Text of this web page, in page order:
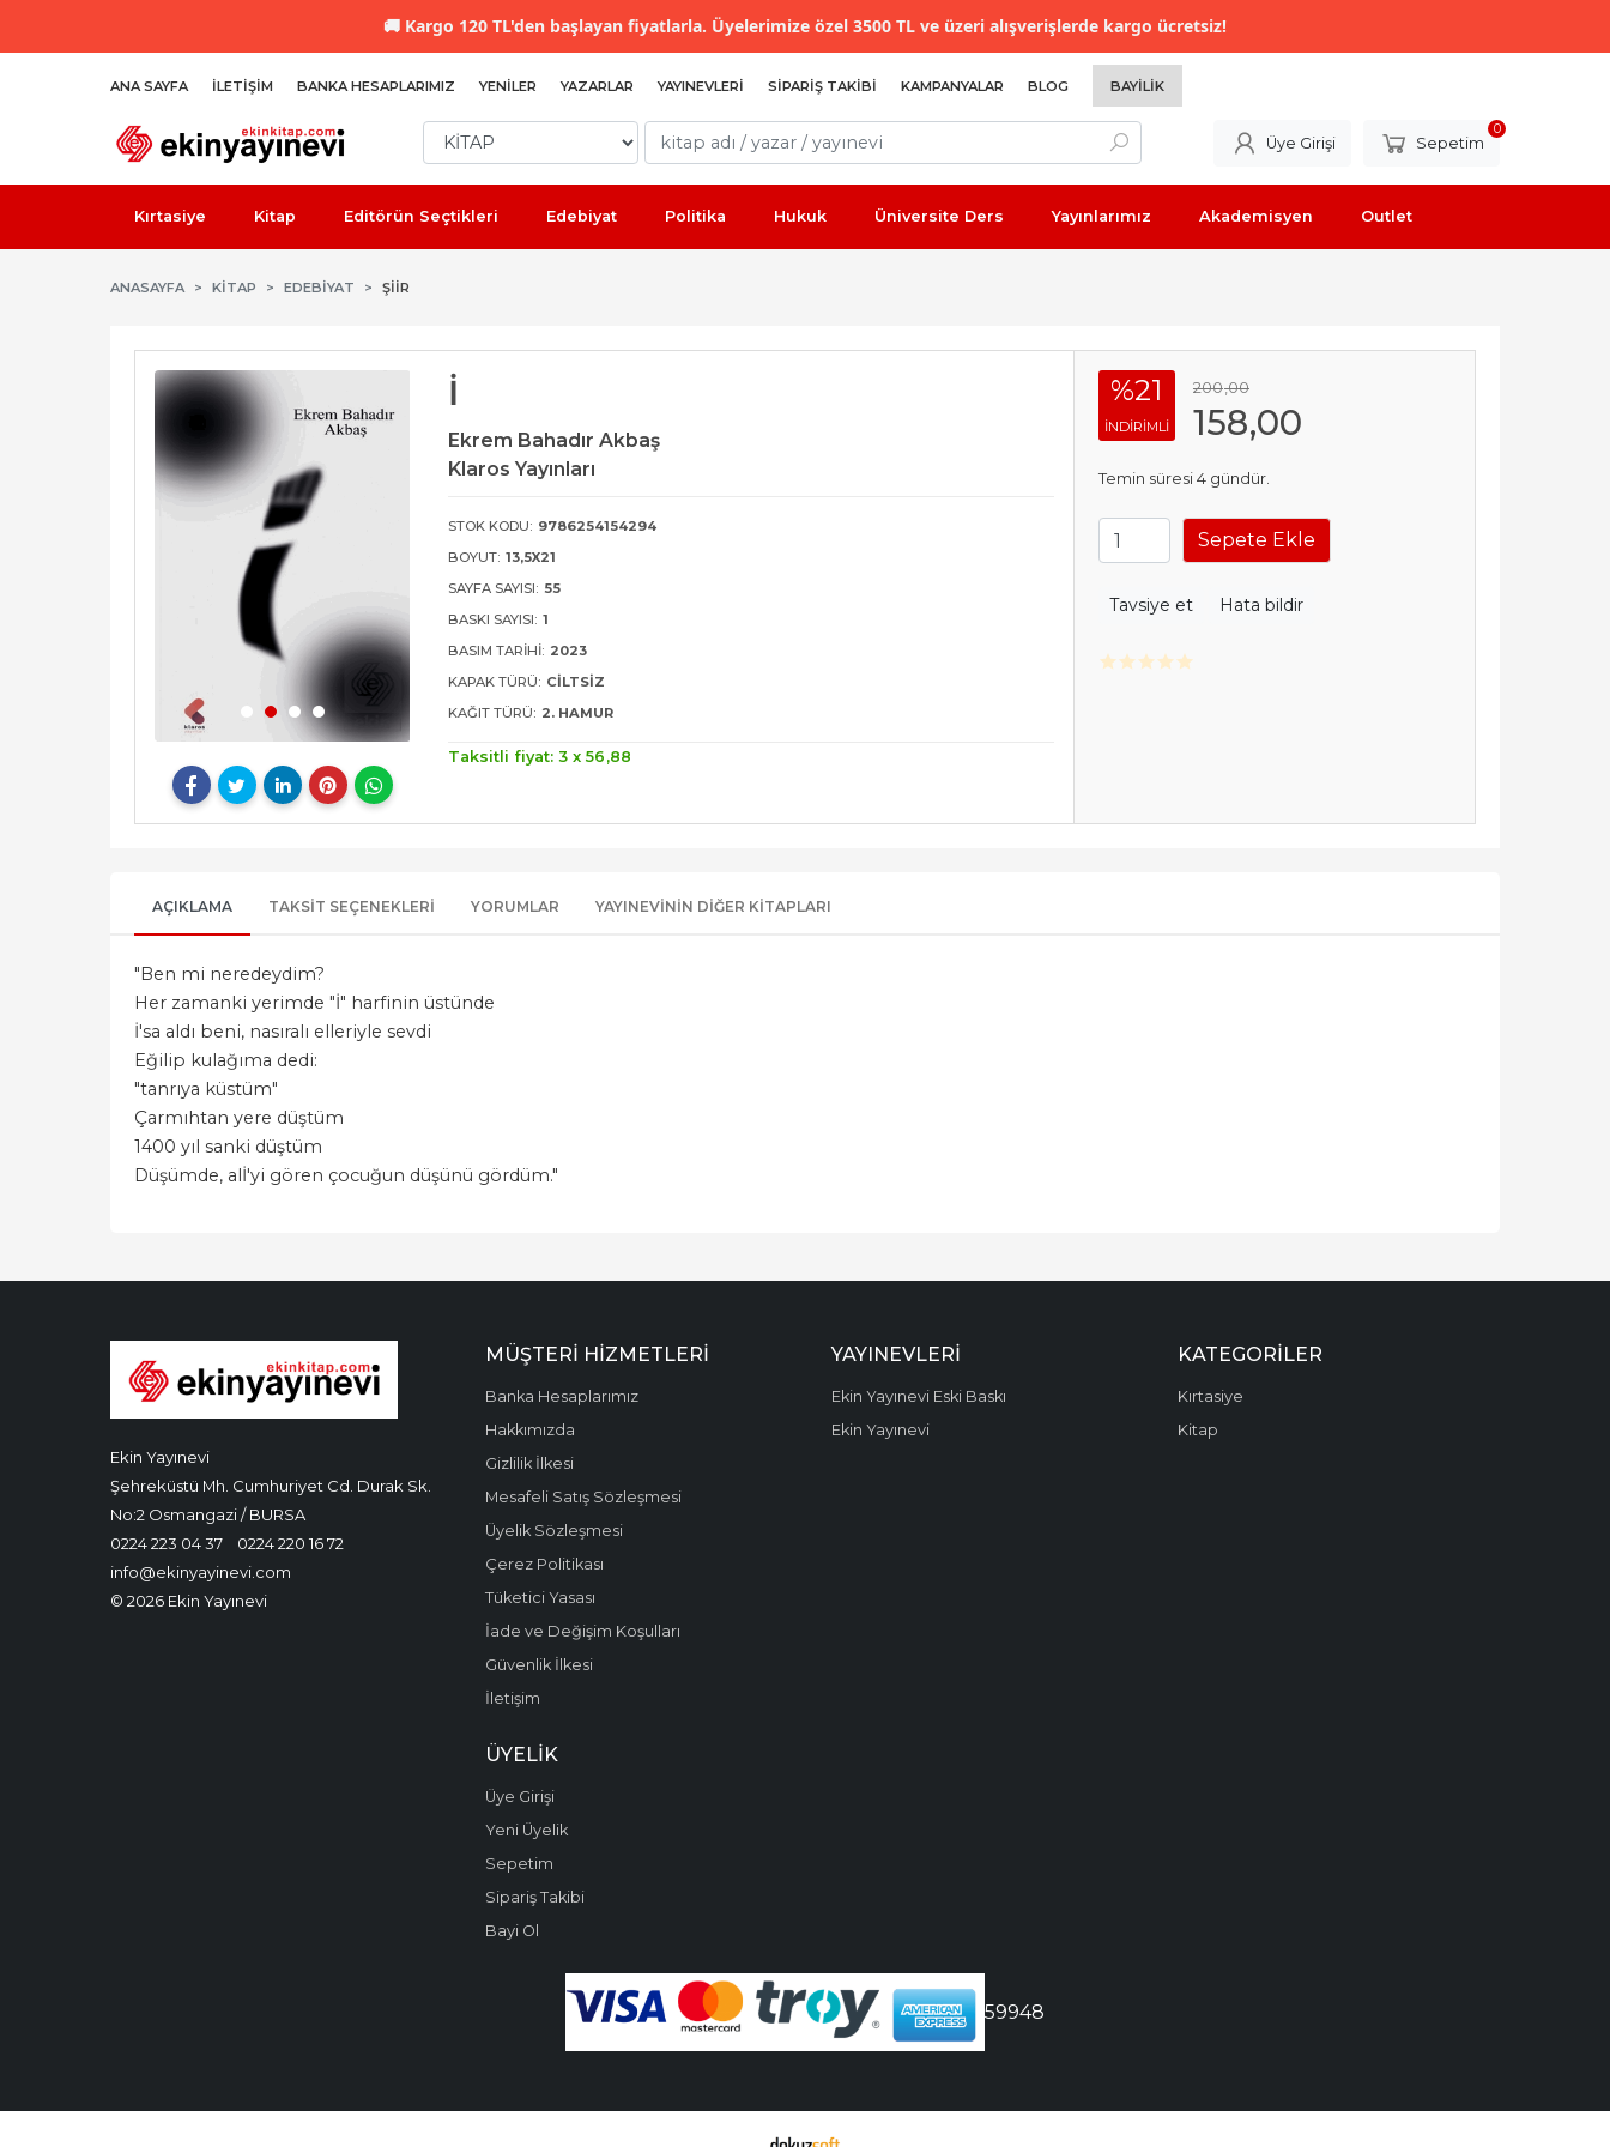
🚚 Kargo 120 TL'den başlayan fiyatlarla. Üyelerimize özel 3500 TL ve üzeri alışverişlerde kargo ücretsiz!
ANA SAYFA İLETIŞIM BANKA HESAPLARIMIZ YENILER YAZARLAR YAYINEVLERI SIPARIŞ TAKIBI KAMPANYALAR BLOG BAYILIK
Üye Girişi Sepetim
0
Kırtasiye Kitap Editörün Seçtikleri Edebiyat Politika Hukuk Üniversite Ders Yayınlarımız Akademisyen Outlet
ANASAYFA KİTAP EDEBIYAT ŞIIR
İ
Ekrem Bahadır Akbaş
Klaros Yayınları
STOK KODU: 9786254154294
BOYUT: 13,5X21
SAYFA SAYISI: 55
BASKI SAYISI: 1
BASIM TARIHI: 2023
KAPAK TÜRÜ: CILTSIZ
KAĞIT TÜRÜ: 2. HAMUR
Taksitli fiyat: 3 x56 ,88
%21
INDIRIMLI
200,00
158,00
Temin süresi 4 gündür.
Sepete Ekle
Tavsiye et Hata bildir
AÇIKLAMA TAKSIT SEÇENEKLERI YORUMLAR YAYINEVININ DIĞER KITAPLARI
"Ben mi neredeydim?
Her zamanki yerimde "İ" harfinin üstünde
İ'sa aldı beni, nasıralı elleriyle sevdi
Eğilip kulağıma dedi:
"tanrıya küstüm"
Çarmıhtan yere düştüm
1400 yıl sanki düştüm
Düşümde, alİ'yi gören çocuğun düşünü gördüm."
Ekin Yayınevi
Şehreküstü Mh. Cumhuriyet Cd. Durak Sk.
No:2 Osmangazi / BURSA
0224 223 04 37
0224 220 16 72
info@ekinyayinevi.com
© 2026 Ekin Yayınevi
MÜŞTERI HIZMETLERI
Banka Hesaplarımız
Hakkımızda
Gizlilik İlkesi
Mesafeli Satış Sözleşmesi
Üyelik Sözleşmesi
Çerez Politikası
Tüketici Yasası
İade ve Değişim Koşulları
Güvenlik İlkesi
İletişim
YAYINEVLERI
Ekin Yayınevi Eski Baskı
Ekin Yayınevi
KATEGORILER
Kırtasiye
Kitap
ÜYELIK
Üye Girişi
Yeni Üyelik
Sepetim
Sipariş Takibi
Bayi Ol
59948